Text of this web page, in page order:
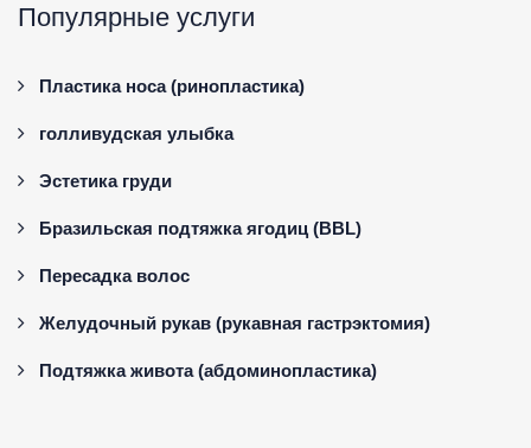
Популярные услуги
Пластика носа (ринопластика)
голливудская улыбка
Эстетика груди
Бразильская подтяжка ягодиц (BBL)
Пересадка волос
Желудочный рукав (рукавная гастрэктомия)
Подтяжка живота (абдоминопластика)